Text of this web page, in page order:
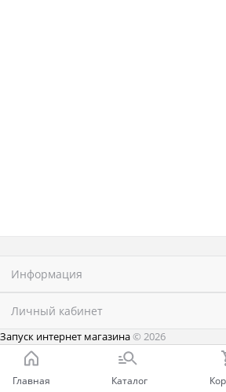
Информация
Личный кабинет
Запуск интернет магазина© 2026
Главная Каталог